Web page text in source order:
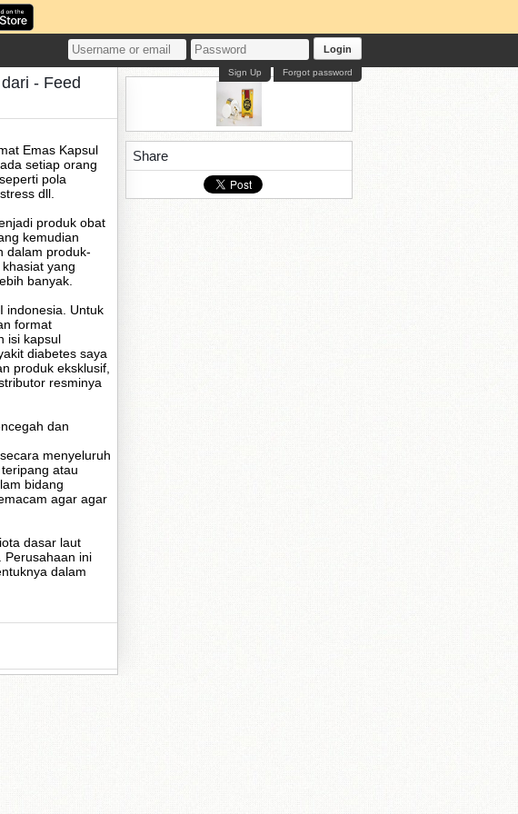
Login
Forgot password
Sign Up
- Feed
Emas Kapsul
setiap orang
pola
dll.
produk obat
kemudian
dalam produk-
yang
banyak.
indonesia. Untuk
format
isi kapsul
diabetes saya
produk eksklusif,
resminya
dan
menyeluruh
atau
bidang
agar agar
dasar laut
Perusahaan ini
dalam
Share